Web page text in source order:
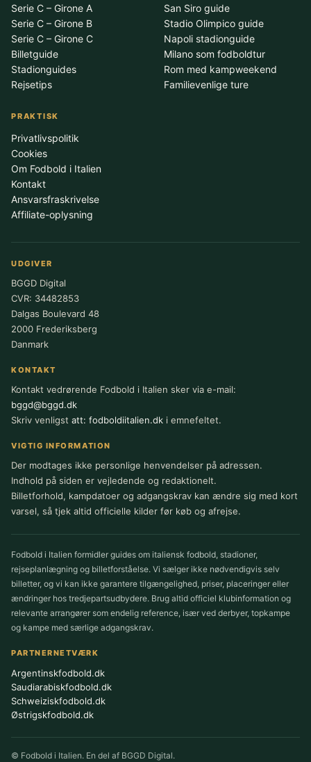
Serie C – Girone A
Serie C – Girone B
Serie C – Girone C
Billetguide
Stadionguides
Rejsetips
San Siro guide
Stadio Olimpico guide
Napoli stadionguide
Milano som fodboldtur
Rom med kampweekend
Familievenlige ture
PRAKTISK
Privatlivspolitik
Cookies
Om Fodbold i Italien
Kontakt
Ansvarsfraskrivelse
Affiliate-oplysning
UDGIVER
BGGD Digital
CVR: 34482853
Dalgas Boulevard 48
2000 Frederiksberg
Danmark
KONTAKT
Kontakt vedrørende Fodbold i Italien sker via e-mail:
bggd@bggd.dk
Skriv venligst att: fodboldiitalien.dk i emnefeltet.
VIGTIG INFORMATION
Der modtages ikke personlige henvendelser på adressen.
Indhold på siden er vejledende og redaktionelt.
Billetforhold, kampdatoer og adgangskrav kan ændre sig med kort
varsel, så tjek altid officielle kilder før køb og afrejse.
Fodbold i Italien formidler guides om italiensk fodbold, stadioner,
rejseplanlægning og billetforståelse. Vi sælger ikke nødvendigvis selv
billetter, og vi kan ikke garantere tilgængelighed, priser, placeringer eller
ændringer hos tredjepartsudbydere. Brug altid officiel klubinformation og
relevante arrangører som endelig reference, især ved derbyer, topkampe
og kampe med særlige adgangskrav.
PARTNERNETVÆRK
Argentinskfodbold.dk
Saudiarabiskfodbold.dk
Schweiziskfodbold.dk
Østrigskfodbold.dk
© Fodbold i Italien. En del af BGGD Digital.